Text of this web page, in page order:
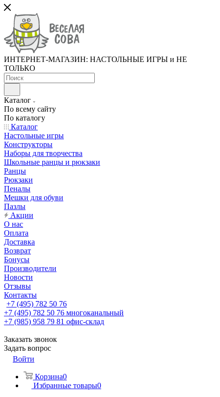
ИНТЕРНЕТ-МАГАЗИН: НАСТОЛЬНЫЕ ИГРЫ и НЕ
ТОЛЬКО
Каталог
По всему сайту
По каталогу
Каталог
Настольные игры
Конструкторы
Наборы для творчества
Школьные ранцы и рюкзаки
Ранцы
Рюкзаки
Пеналы
Мешки для обуви
Пазлы
Акции
О нас
Оплата
Доставка
Возврат
Бонусы
Производители
Новости
Отзывы
Контакты
+7 (495) 782 50 76
+7 (495) 782 50 76 многоканальный
+7 (985) 958 79 81 офис-склад
Заказать звонок
Задать вопрос
Войти
Корзина0
Избранные товары0